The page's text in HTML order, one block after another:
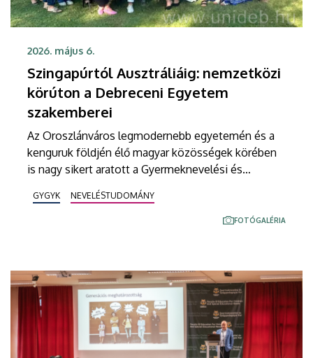
2026. május 6.
Szingapúrtól Ausztráliáig: nemzetközi
körúton a Debreceni Egyetem
szakemberei
Az Oroszlánváros legmodernebb egyetemén és a
kenguruk földjén élő magyar közösségek körében
is nagy sikert aratott a Gyermeknevelési és
Gyógypedagógiai Kar delegációja. Vargáné Nagy
Anikó és Pálfi Sándor a játékpedagógia, a diaszpóra
nyelvoktatása és a mesterséges intelligencia
jövőbeni távol-keleti tudományos
együttműködést.
GYGYK NEVELÉSTUDOMÁNY
FOTÓGALÉRIA